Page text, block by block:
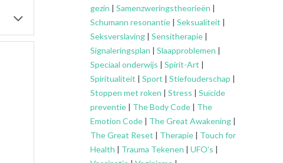
gezin | Samenzweringstheorieën |
Schumann resonantie | Seksualiteit |
Seksverslaving | Sensitherapie |
Signaleringsplan | Slaapproblemen |
Speciaal onderwijs | Spirit-Art |
Spiritualiteit | Sport | Stiefouderschap |
Stoppen met roken | Stress | Suïcide
preventie | The Body Code | The
Emotion Code | The Great Awakening |
The Great Reset | Therapie | Touch for
Health | Trauma Tekenen | UFO’s |